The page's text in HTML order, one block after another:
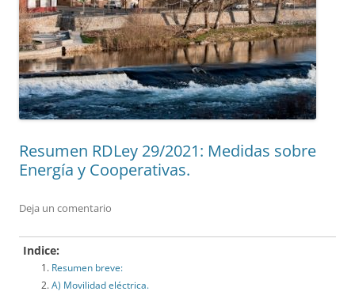
Resumen RDLey 29/2021: Medidas sobre
Energía y Cooperativas.
Deja un comentario
Indice:
Resumen breve:
A) Movilidad eléctrica.